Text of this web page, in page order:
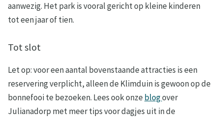
aanwezig. Het park is vooral gericht op kleine kinderen
tot een jaar of tien.
Tot slot
Let op: voor een aantal bovenstaande attracties is een
reservering verplicht, alleen de Klimduin is gewoon op de
bonnefooi te bezoeken. Lees ook onze blogover
Julianadorp met meer tips voor dagjes uit in de